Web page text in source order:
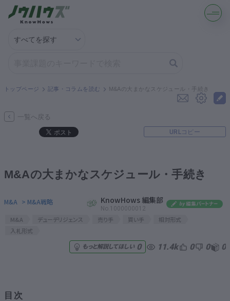
解決策を募集する
契約書ひな型を探す
専門家に電話する
資本政策を無料でお試し
無料でアンケート
トップページ 記事・コラムを読む M&Aの大まかなスケジュール・手続き
一覧へ戻る
URLコピー
M&Aの大まかなスケジュール・手続き
M&A > M&A戦略 KnowHows 編集部
No.1000000012
M&A デューデリジェンス 売り手 買い手
相対形式
入札形式
もっと解説してほしい 0 11.4k 0 0 0
目次